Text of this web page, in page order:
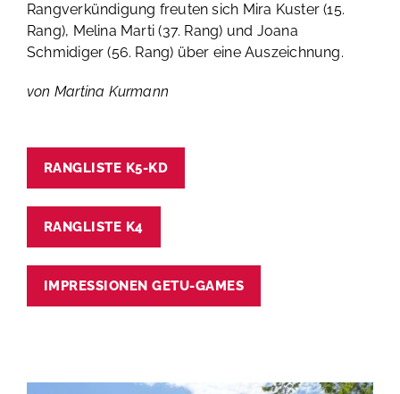
Rangverkündigung freuten sich Mira Kuster (15.
Rang), Melina Marti (37. Rang) und Joana
Schmidiger (56. Rang) über eine Auszeichnung.
von Martina Kurmann
RANGLISTE K5-KD
RANGLISTE K4
IMPRESSIONEN GETU-GAMES